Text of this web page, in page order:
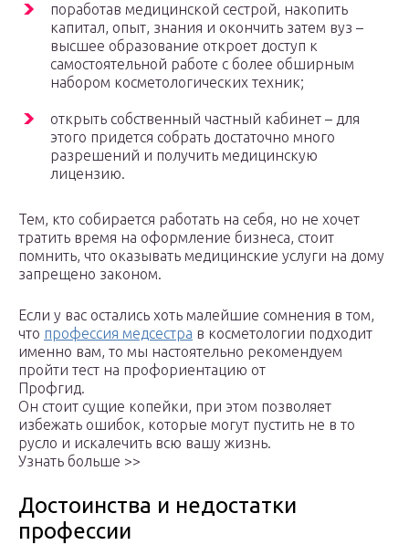
поработав медицинской сестрой, накопить
капитал, опыт, знания и окончить затем вуз –
высшее образование откроет доступ к
самостоятельной работе с более обширным
набором косметологических техник;
открыть собственный частный кабинет – для
этого придется собрать достаточно много
разрешений и получить медицинскую
лицензию.
Тем, кто собирается работать на себя, но не хочет
тратить время на оформление бизнеса, стоит
помнить, что оказывать медицинские услуги на дому
запрещено законом.
Если у вас остались хоть малейшие сомнения в том,
что профессия медсестра в косметологии подходит
именно вам, то мы настоятельно рекомендуем
пройти тест на профориентацию от
Профгид.
Он стоит сущие копейки, при этом позволяет
избежать ошибок, которые могут пустить не в то
русло и искалечить всю вашу жизнь.
Узнать больше >>
Достоинства и недостатки
профессии